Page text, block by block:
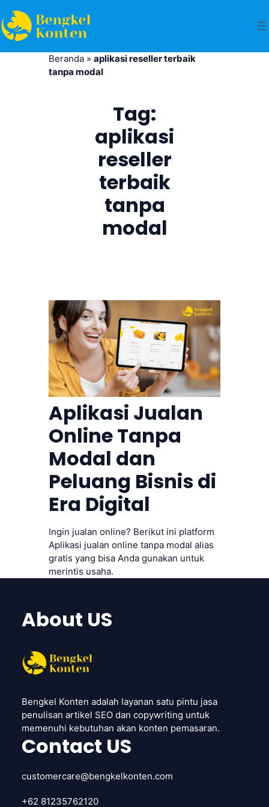
Beranda» aplikasi reseller terbaik
tanpa modal
Tag:
aplikasi
reseller
terbaik
tanpa
modal
Aplikasi Jualan
Online Tanpa
Modal dan
Peluang Bisnis di
Era Digital
Ingin jualan online? Berikut ini platform
Aplikasi jualan online tanpa modal alias
gratis yang bisa Anda gunakan untuk
merintis usaha.
About US
Bengkel Konten adalah layanan satu pintu jasa
penulisan artikel SEO dan copywriting untuk
memenuhi kebutuhan akan konten pemasaran.
Contact US
customercare@bengkelkonten.com
+62 81235762120